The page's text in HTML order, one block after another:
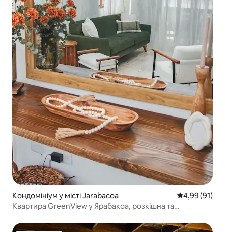
Кондомініум у місті Jarabacoa Середня
4,99 (91)
Квартира GreenView у Ярабакоа, розкішна та